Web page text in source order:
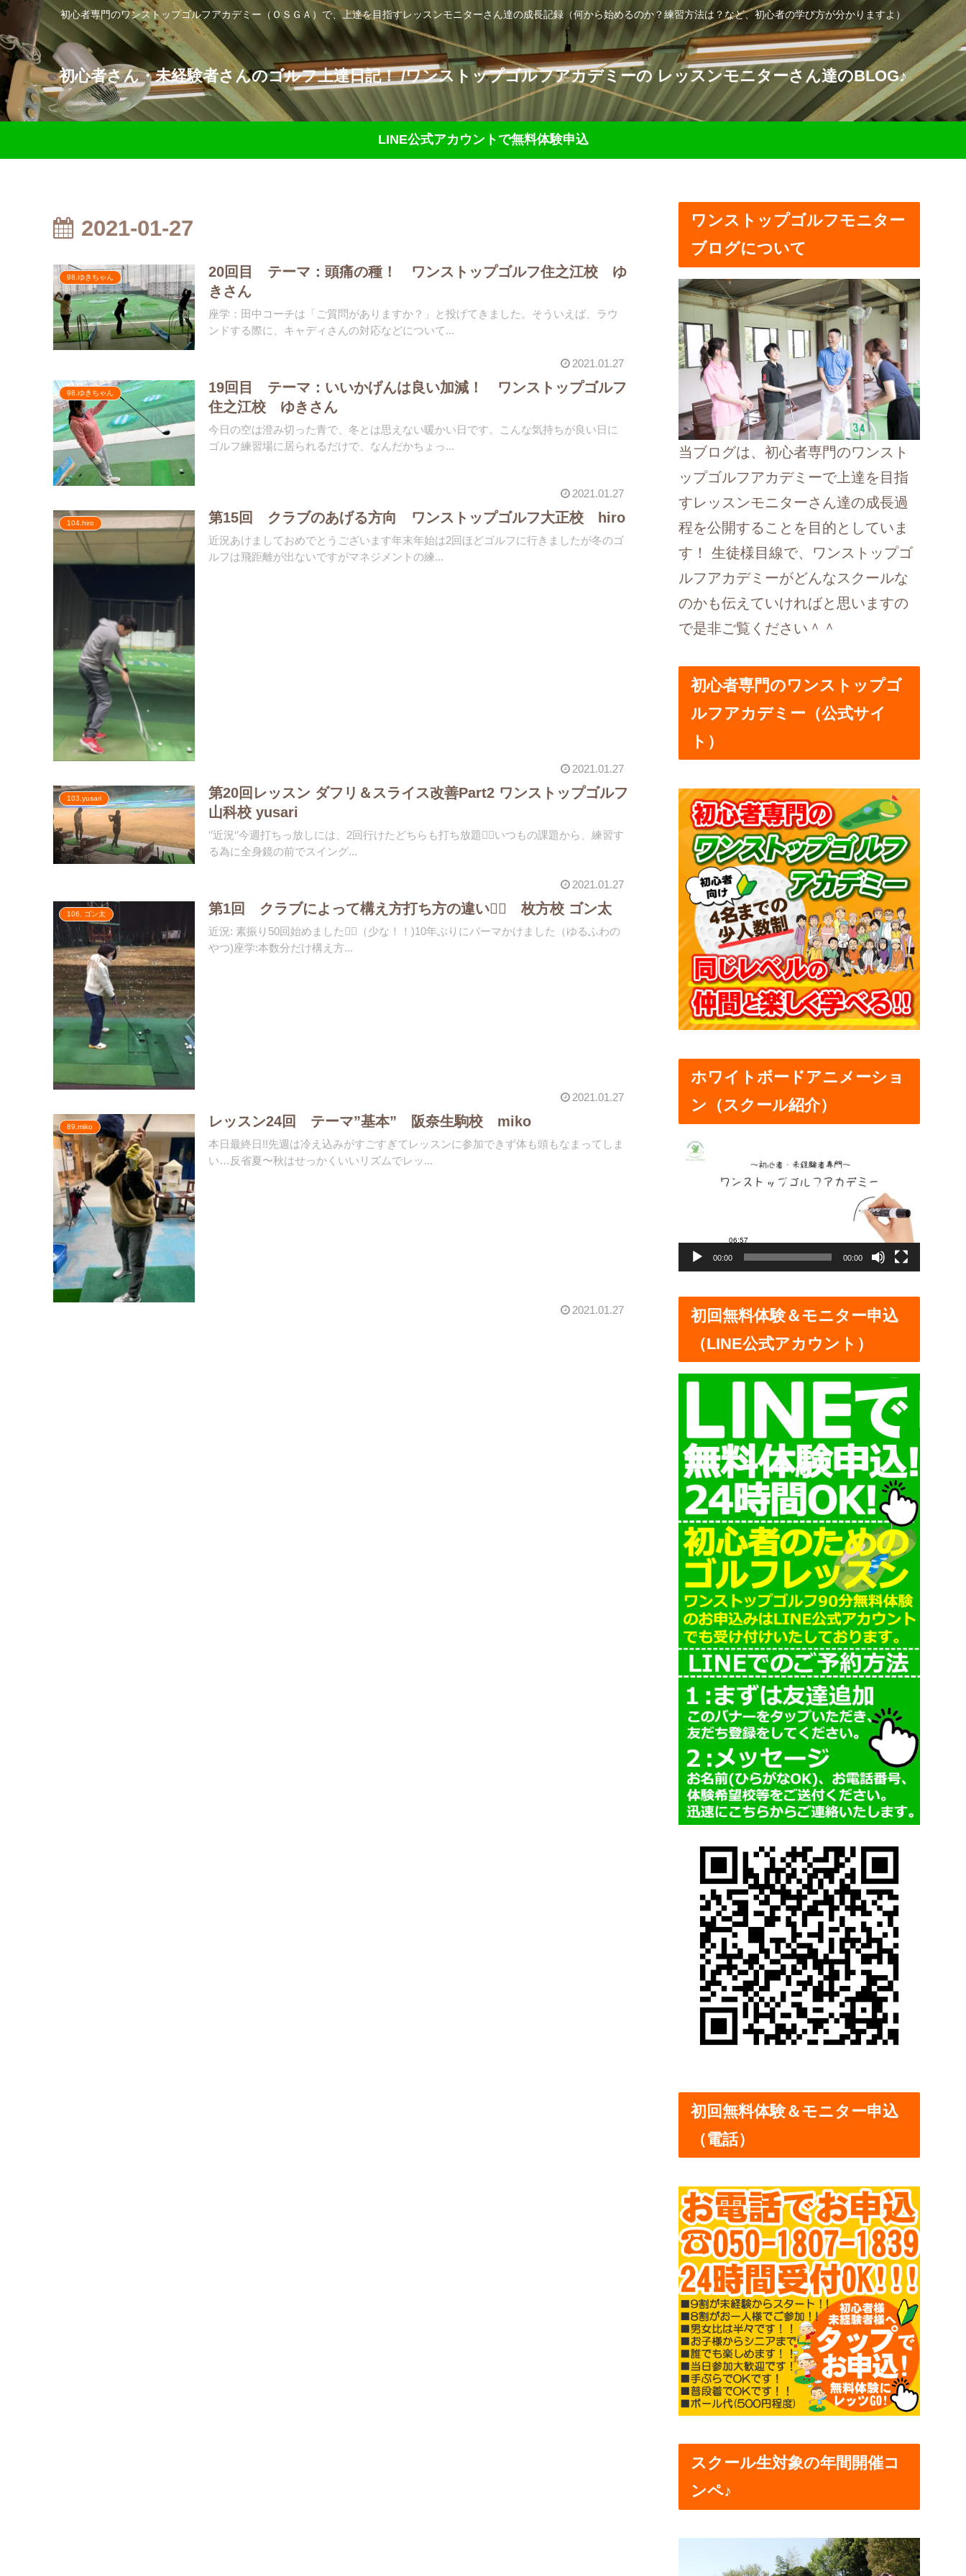
初心者専門のワンストップゴルフアカデミー（ＯＳＧＡ）で、上達を目指すレッスンモニターさん達の成長記録（何から始めるのか？練習方法は？など、初心者の学び方が分かりますよ）
初心者さん・未経験者さんのゴルフ上達日記！ /ワンストップゴルフアカデミーの レッスンモニターさん達のBLOG♪
LINE公式アカウントで無料体験申込
2021-01-27
98.ゆきちゃん
20回目 テーマ：頭痛の種！ ワンストップゴルフ住之江校 ゆ
きさん
座学：田中コーチは「ご質問がありますか？」と投げてきました。そういえば、ラウ
ンドする際に、キャディさんの対応などについて...
2021.01.27
98.ゆきちゃん
19回目 テーマ：いいかげんは良い加減！ ワンストップゴルフ
住之江校 ゆきさん
今日の空は澄み切った青で、冬とは思えない暖かい日です。こんな気持ちが良い日に
ゴルフ練習場に居られるだけで、なんだかちょっ...
2021.01.27
104.hiro 第15回 クラブのあげる方向 ワンストップゴルフ大正校 hiro
近況あけましておめでとうございます年末年始は2回ほどゴルフに行きましたが冬のゴ
ルフは飛距離が出ないですがマネジメントの練...
2021.01.27
103.yusari
第20回レッスン ダフリ＆スライス改善Part2 ワンストップゴルフ
山科校 yusari
‘’近況‘’今週打ちっ放しには、2回行けた️どちらも打ち放題🏌️‍♀️いつもの課題から、練習す
る為に全身鏡の前でスイング...
2021.01.27
106. ゴン太 第1回 クラブによって構え方打ち方の違い🏌️‍♀️ 枚方校 ゴン太
近況: 素振り50回始めました🏌️‍♂️（少な！！)10年ぶりにパーマかけました（ゆるふわの
やつ)座学:本数分だけ構え方...
2021.01.27
89.miko レッスン24回 テーマ”基本” 阪奈生駒校 miko
本日最終日!!先週は冷え込みがすごすぎてレッスンに参加できず体も頭もなまってしま
い…反省夏〜秋はせっかくいいリズムでレッ...
2021.01.27
ワンストップゴルフモニター
ブログについて
当ブログは、初心者専門のワンスト
ップゴルフアカデミーで上達を目指
すレッスンモニターさん達の成長過
程を公開することを目的としていま
す！ 生徒様目線で、ワンストップゴ
ルフアカデミーがどんなスクールな
のかも伝えていければと思いますの
で是非ご覧ください＾＾
初心者専門のワンストップゴ
ルフアカデミー（公式サイ
ト）
ホワイトボードアニメーショ
ン（スクール紹介）
動
ー
ヤ
ー
00:00 00:00
初回無料体験＆モニター申込
（LINE公式アカウント）
初回無料体験＆モニター申込
（電話）
スクール生対象の年間開催コ
ンペ♪